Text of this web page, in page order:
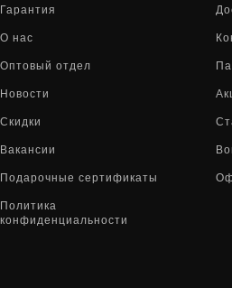
Гарантия
О нас
Оптовый отдел
Новости
Скидки
Вакансии
Подарочные сертификаты
Политика
конфиденциальности